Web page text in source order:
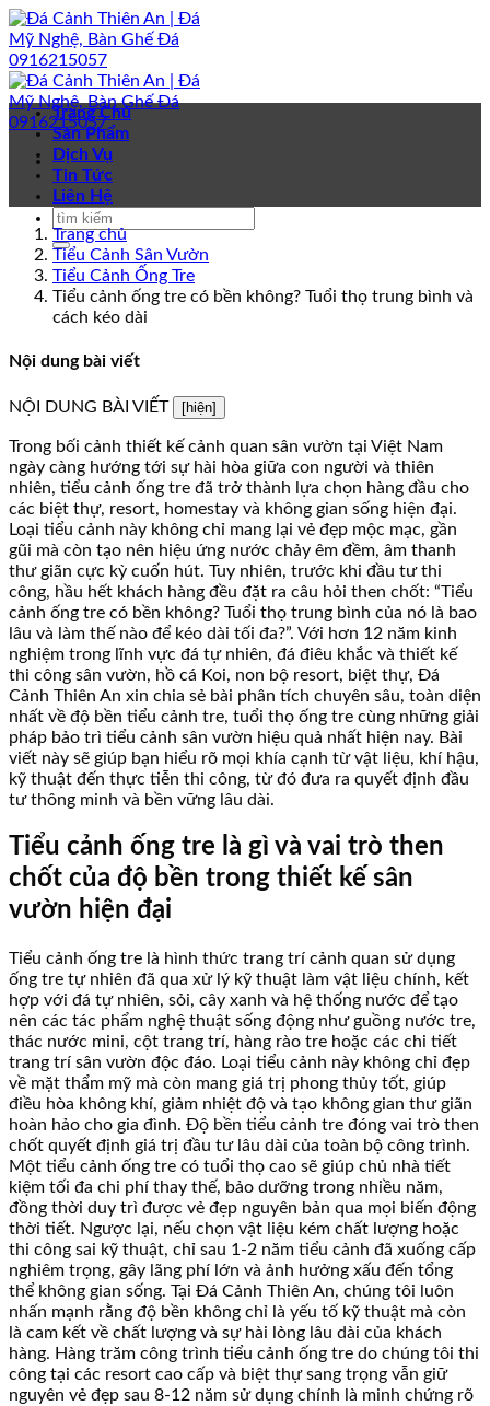
Bỏ
qua
nội
dung
Trang Chủ
Sản Phẩm
Dịch Vụ
Tin Tức
Liên Hệ
Trang chủ
Tiểu Cảnh Sân Vườn
Tiểu Cảnh Ống Tre
Tiểu cảnh ống tre có bền không? Tuổi thọ trung bình và
cách kéo dài
Nội dung bài viết
NỘI DUNG BÀI VIẾT [hiện]
Trong bối cảnh thiết kế cảnh quan sân vườn tại Việt Nam
ngày càng hướng tới sự hài hòa giữa con người và thiên
nhiên, tiểu cảnh ống tre đã trở thành lựa chọn hàng đầu cho
các biệt thự, resort, homestay và không gian sống hiện đại.
Loại tiểu cảnh này không chỉ mang lại vẻ đẹp mộc mạc, gần
gũi mà còn tạo nên hiệu ứng nước chảy êm đềm, âm thanh
thư giãn cực kỳ cuốn hút. Tuy nhiên, trước khi đầu tư thi
công, hầu hết khách hàng đều đặt ra câu hỏi then chốt: “Tiểu
cảnh ống tre có bền không? Tuổi thọ trung bình của nó là bao
lâu và làm thế nào để kéo dài tối đa?”. Với hơn 12 năm kinh
nghiệm trong lĩnh vực đá tự nhiên, đá điêu khắc và thiết kế
thi công sân vườn, hồ cá Koi, non bộ resort, biệt thự, Đá
Cảnh Thiên An xin chia sẻ bài phân tích chuyên sâu, toàn diện
nhất về độ bền tiểu cảnh tre, tuổi thọ ống tre cùng những giải
pháp bảo trì tiểu cảnh sân vườn hiệu quả nhất hiện nay. Bài
viết này sẽ giúp bạn hiểu rõ mọi khía cạnh từ vật liệu, khí hậu,
kỹ thuật đến thực tiễn thi công, từ đó đưa ra quyết định đầu
tư thông minh và bền vững lâu dài.
Tiểu cảnh ống tre là gì và vai trò then
chốt của độ bền trong thiết kế sân
vườn hiện đại
Tiểu cảnh ống tre là hình thức trang trí cảnh quan sử dụng
ống tre tự nhiên đã qua xử lý kỹ thuật làm vật liệu chính, kết
hợp với đá tự nhiên, sỏi, cây xanh và hệ thống nước để tạo
nên các tác phẩm nghệ thuật sống động như guồng nước tre,
thác nước mini, cột trang trí, hàng rào tre hoặc các chi tiết
trang trí sân vườn độc đáo. Loại tiểu cảnh này không chỉ đẹp
về mặt thẩm mỹ mà còn mang giá trị phong thủy tốt, giúp
điều hòa không khí, giảm nhiệt độ và tạo không gian thư giãn
hoàn hảo cho gia đình. Độ bền tiểu cảnh tre đóng vai trò then
chốt quyết định giá trị đầu tư lâu dài của toàn bộ công trình.
Một tiểu cảnh ống tre có tuổi thọ cao sẽ giúp chủ nhà tiết
kiệm tối đa chi phí thay thế, bảo dưỡng trong nhiều năm,
đồng thời duy trì được vẻ đẹp nguyên bản qua mọi biến động
thời tiết. Ngược lại, nếu chọn vật liệu kém chất lượng hoặc
thi công sai kỹ thuật, chỉ sau 1-2 năm tiểu cảnh đã xuống cấp
nghiêm trọng, gây lãng phí lớn và ảnh hưởng xấu đến tổng
thể không gian sống. Tại Đá Cảnh Thiên An, chúng tôi luôn
nhấn mạnh rằng độ bền không chỉ là yếu tố kỹ thuật mà còn
là cam kết về chất lượng và sự hài lòng lâu dài của khách
hàng. Hàng trăm công trình tiểu cảnh ống tre do chúng tôi thi
công tại các resort cao cấp và biệt thự sang trọng vẫn giữ
nguyên vẻ đẹp sau 8-12 năm sử dụng chính là minh chứng rõ